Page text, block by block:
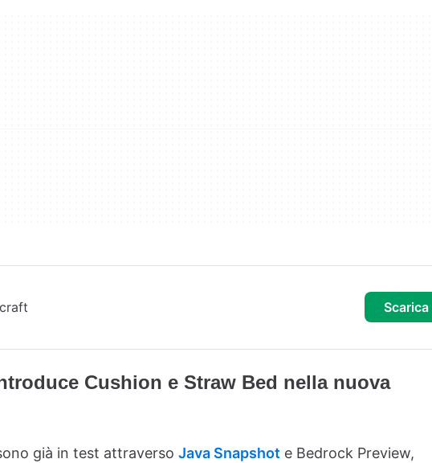
scarica
Cushion e Straw Bed nella nuova
già in test attraverso Java Snapshot e Bedrock Preview,